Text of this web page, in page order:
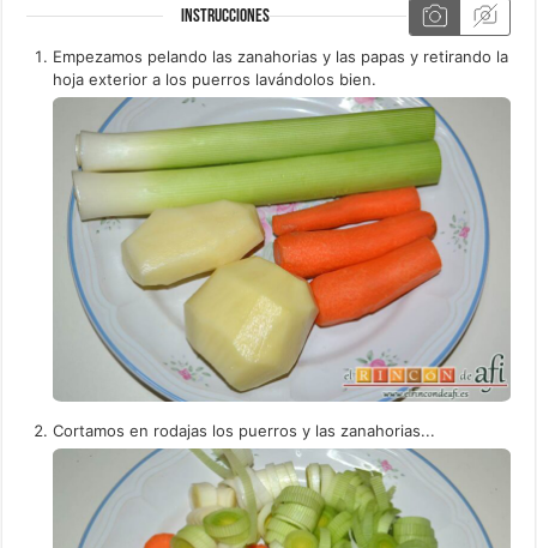
INSTRUCCIONES
Empezamos pelando las zanahorias y las papas y retirando la
hoja exterior a los puerros lavándolos bien.
Cortamos en rodajas los puerros y las zanahorias...